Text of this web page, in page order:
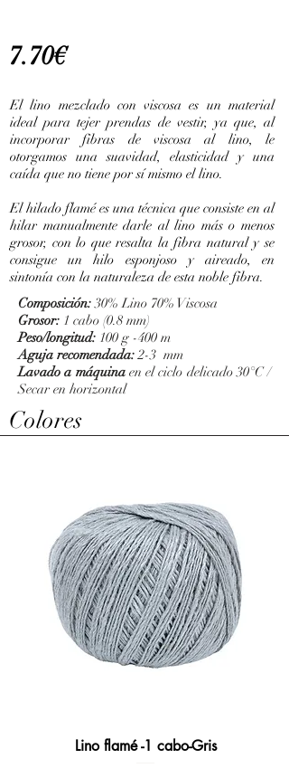
7.70€
El lino mezclado con viscosa es un material
ideal para tejer prendas de vestir, ya que, al
incorporar fibras de viscosa al lino, le
otorgamos una suavidad, elasticidad y una
caída que no tiene por sí mismo el lino.
El hilado flamé es una técnica que consiste en al
hilar manualmente darle al lino más o menos
grosor, con lo que resalta la fibra natural y se
consigue un hilo esponjoso y aireado, en
sintonía con la naturaleza de esta noble fibra.
Composición:30% Lino 70% Viscosa
Grosor: 1 cabo (0.8 mm)
Peso/longitud: 100 g -400 m
Aguja recomendada:2-3 mm
Lavado a máquina en el ciclo delicado 30°C /
Secar en horizontal
Lino flamé -1 cabo-Gris
Colores